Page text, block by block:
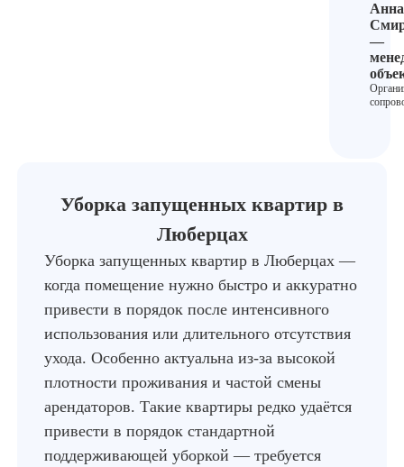
Анна
—
Уборка запущенных квартир в
Люберцах
Уборка запущенных квартир в Люберцах —
когда помещение нужно быстро и аккуратно
привести в порядок после интенсивного
использования или длительного отсутствия
ухода. Особенно актуальна из-за высокой
плотности проживания и частой смены
арендаторов. Такие квартиры редко удаётся
привести в порядок стандартной
поддерживающей уборкой — требуется